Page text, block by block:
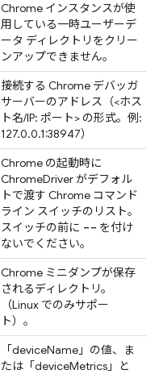
Chrome インスタンスが使
用している一時ユーザーデ
ータ ディレクトリをクリー
ンアップできません。
接続する Chrome デバッガ
サーバーのアドレス（<ホス
ト名/IP: ポート> の形式。例:
127.0.0.1:38947）
Chrome の起動時に
ChromeDriver がデフォル
トで渡す Chrome コマンド
ライン スイッチのリスト。
スイッチの前に -- を付け
ないでください。
Chrome ミニダンプが保存
されるディレクトリ。
（Linux でのみサポー
ト）。
「deviceName」の値、ま
たは「deviceMetrics」と